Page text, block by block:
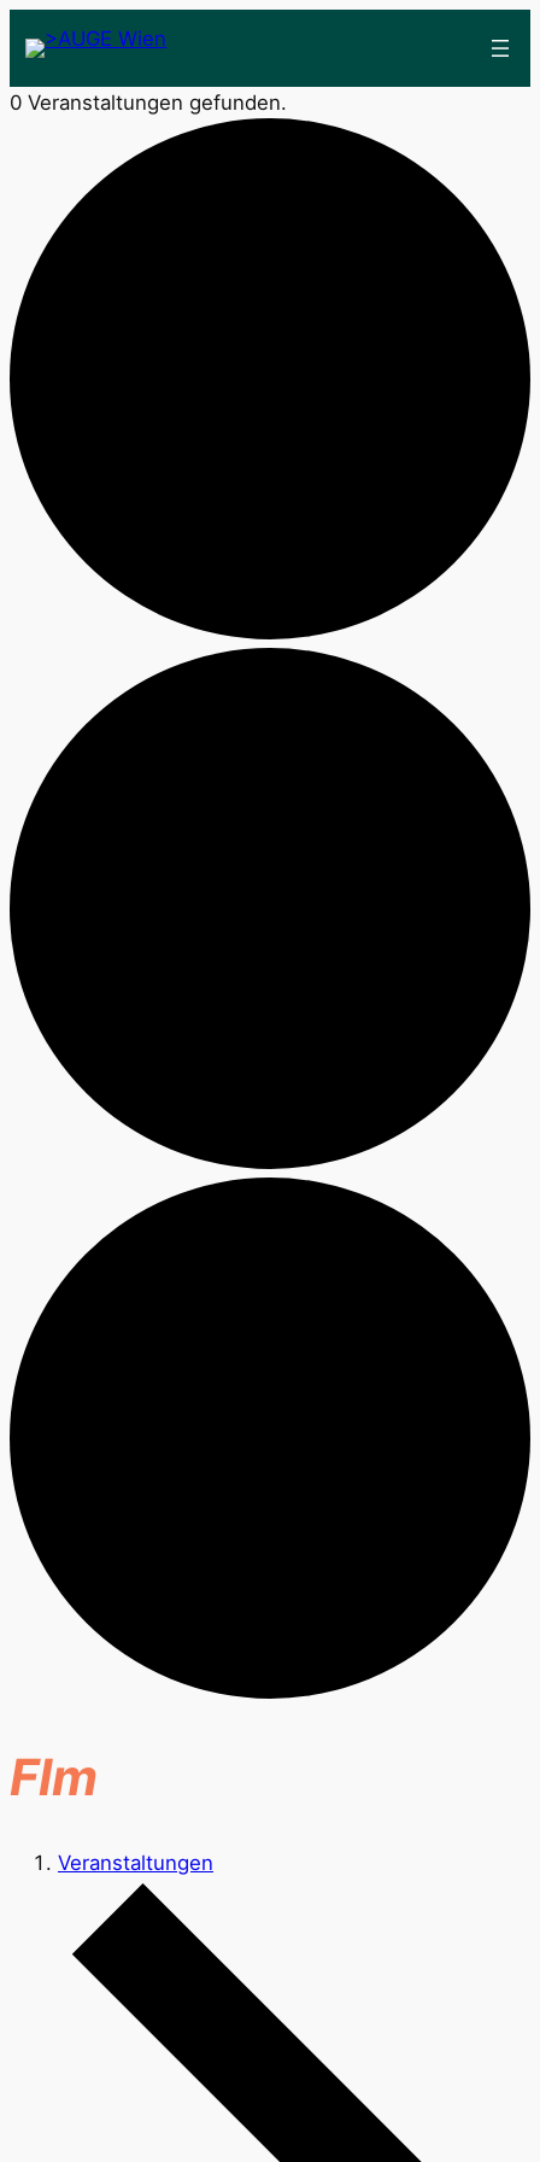
0 Veranstaltungen gefunden.
Flm
Veranstaltungen